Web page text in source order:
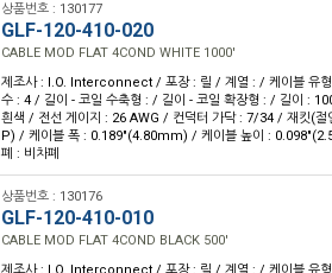
상품번호 : 130177
GLF-120-410-020
CABLE MOD FLAT 4COND WHITE 1000'
제조사 : I.O. Interconnect / 포장 : 릴 / 계열 : / 케이블 유형
수 : 4 / 길이 - 코일 수축형 : / 길이 - 코일 확장형 : / 길이 :
흰색 / 전선 게이지 : 26 AWG / 컨덕터 가닥 : 7/34 / 재킷(절
P) / 케이블 폭 : 0.189"(4.80mm) / 케이블 높이 :
폐 : 비차폐
상품번호 : 130176
GLF-120-410-010
CABLE MOD FLAT 4COND BLACK 500'